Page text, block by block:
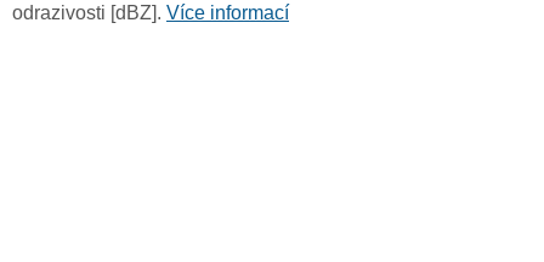
odrazivosti [dBZ]. Více informací